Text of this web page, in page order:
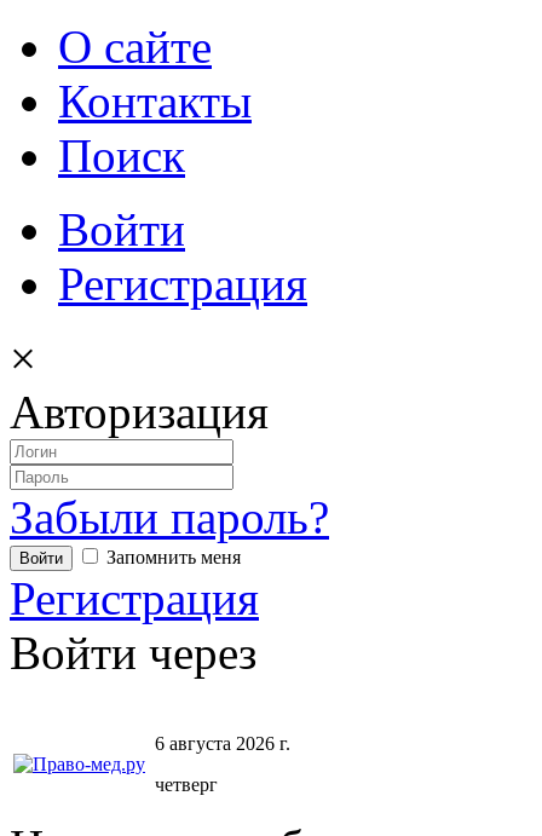
О сайте
Контакты
Поиск
Войти
Регистрация
×
Авторизация
Забыли пароль?
Запомнить меня
Регистрация
Войти через
6 августа 2026 г.
четверг